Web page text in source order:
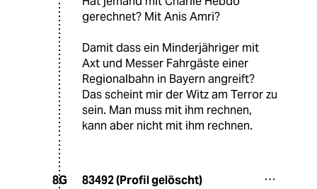
gerechnet? Mit Anis Amri?
Damit dass ein Minderjähriger mit
Axt und Messer Fahrgäste einer
Regionalbahn in Bayern angreift?
Das scheint mir der Witz am Terror zu
sein. Man muss mit ihm rechnen,
kann aber nicht mit ihm rechnen.
8G 83492 (Profil gelöscht)